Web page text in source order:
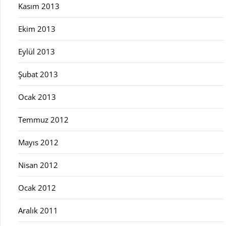
Kasım 2013
Ekim 2013
Eylül 2013
Şubat 2013
Ocak 2013
Temmuz 2012
Mayıs 2012
Nisan 2012
Ocak 2012
Aralık 2011